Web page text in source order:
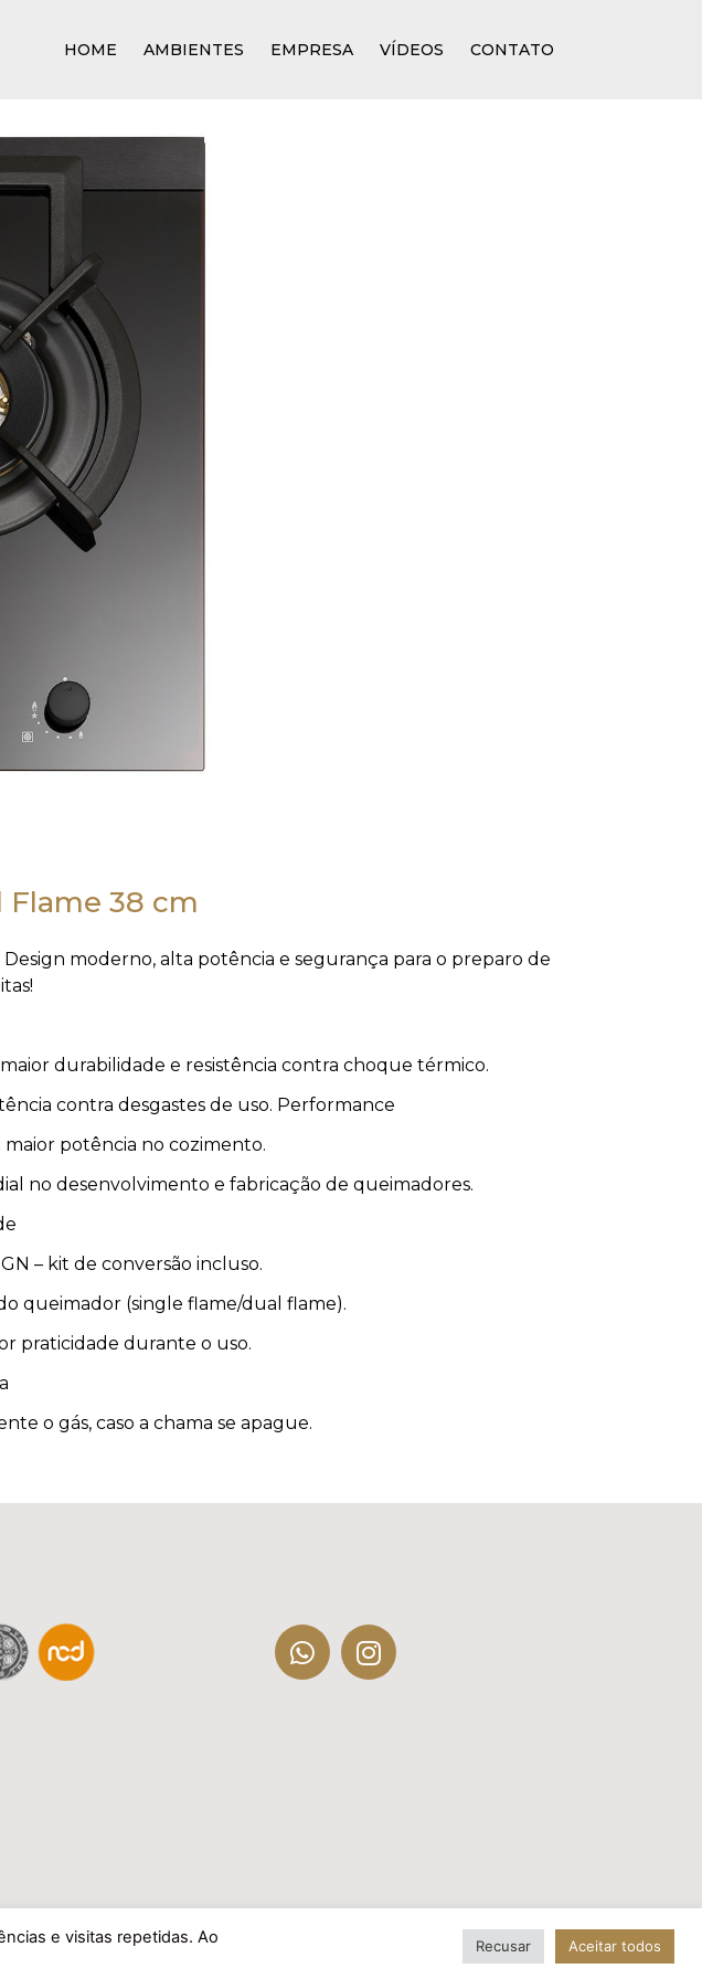
HOME AMBIENTES EMPRESA VÍDEOS CONTATO
38 cm
moderno, alta potência e segurança para o preparo de
durabilidade e resistência contra choque térmico.
contra desgastes de uso. Performance
potência no cozimento.
no desenvolvimento e fabricação de queimadores.
– kit de conversão incluso.
queimador (single flame/dual flame).
praticidade durante o uso.
o gás, caso a chama se apague.
Casa Di Mobili.
e visitas repetidas. Ao
Recusar Aceitar todos